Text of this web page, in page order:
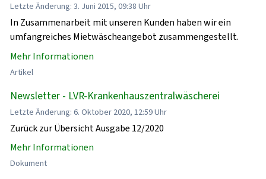
Letzte Änderung: 3. Juni 2015, 09:38 Uhr
In Zusammenarbeit mit unseren Kunden haben wir ein
umfangreiches Mietwäscheangebot zusammengestellt.
Mehr Informationen
Artikel
Newsletter - LVR-Krankenhauszentralwäscherei
Letzte Änderung: 6. Oktober 2020, 12:59 Uhr
Zurück zur Übersicht Ausgabe 12/2020
Mehr Informationen
Dokument